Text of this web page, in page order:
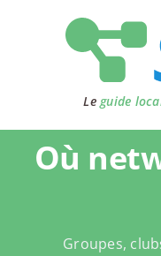
Le guide
Où
Groupes,